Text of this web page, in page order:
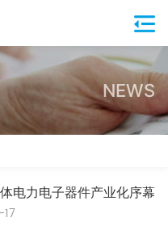
NEWS
电力电子器件产业化序幕
17